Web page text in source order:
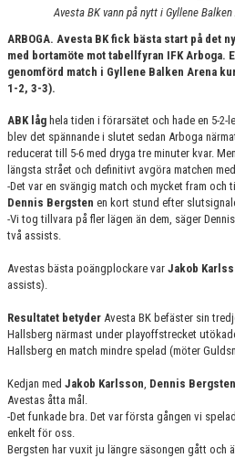
KONTAKTAvesta BK vann på nytt i Gyllene
ARBOGA. Avesta BK fick bästa start på det
med bortamöte mot tabellfyran IFK Arboga.
genomförd match i Gyllene Balken Arena
1-2, 3-3).
ABK låg hela tiden i förarsätet och hade en 5-
blev det spännande i slutet sedan Arboga
reducerat till 5-6 med dryga tre minuter kvar.
längsta strået och definitivt avgöra matchen
-Det var en svängig match och mycket fram och
Dennis Bergsten en kort stund efter
-Vi tog tillvara på fler lägen än dem, säger
två assists.
Avestas bästa poängplockare var Jakob
assists).
Resultatet betyder Avesta BK befäster sin
Hallsberg närmast under playoffstrecket
Hallsberg en match mindre spelad (möter
Kedjan med Jakob Karlsson, Dennis Bergsten
Avestas åtta mål.
-Det funkade bra. Det var första gången vi
enkelt för oss.
Bergsten har vuxit ju längre säsongen gått och